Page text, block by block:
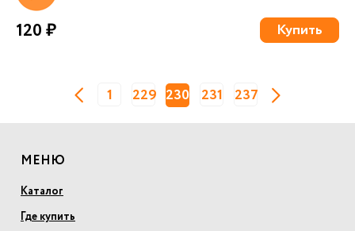
120 ₽ Купить
1 229 230 231 237
МЕНЮ
Каталог
Где купить